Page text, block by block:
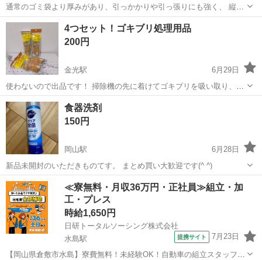
通常のゴミ袋より厚みがあり、引っかかりや引っ張りにも強く、 縦裂
けも起きにくいゴミ袋です。 丈夫で柔軟性のある材質なので、割箸な
どが刺さって困ることも ありません。 また底抜けも無く、液漏れの心
配もないので、飲食店におすすめ...
岡山 岡山市 東岡山駅 掃除用具 カモメ
4つセット！ゴキブリ処理用品
200円
金光駅
6月29日
使わないので出品です！ 掃除機の先に着けてゴキブリを吸い取り、付
属のボールも吸って蓋をするという商品です。
岡山 浅口市 金光駅
食器洗剤
150円
岡山駅
6月28日
新品未開封のいただきものてす。 まとめ買い大歓迎です(^ ^)
岡山 岡山市 岡山駅 掃除用具
≪寮無料・月収36万円・正社員≫組立・加
工・プレス
時給1,650円
日研トータルソーシング株式会社
水島駅
提携サイト 7月23日
【岡山県倉敷市水島】寮費無料！未経験OK！自動車の組立スタッフ